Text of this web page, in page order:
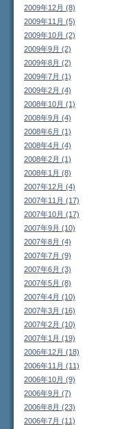
2009年12月 (8)
2009年11月 (5)
2009年10月 (2)
2009年9月 (2)
2009年8月 (2)
2009年7月 (1)
2009年2月 (4)
2008年10月 (1)
2008年9月 (4)
2008年6月 (1)
2008年4月 (4)
2008年2月 (1)
2008年1月 (8)
2007年12月 (4)
2007年11月 (17)
2007年10月 (17)
2007年9月 (10)
2007年8月 (4)
2007年7月 (9)
2007年6月 (3)
2007年5月 (8)
2007年4月 (10)
2007年3月 (16)
2007年2月 (10)
2007年1月 (19)
2006年12月 (18)
2006年11月 (11)
2006年10月 (9)
2006年9月 (7)
2006年8月 (23)
2006年7月 (11)